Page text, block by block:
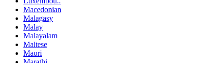
Macedonian
Malagasy
Malay
Malayalam
Maltese
Maori